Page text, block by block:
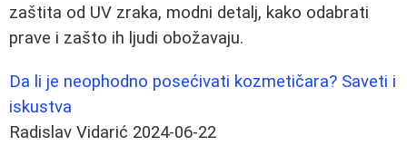
zaštita od UV zraka, modni detalj, kako odabrati
prave i zašto ih ljudi obožavaju.
Da li je neophodno posećivati kozmetičara? Saveti i
iskustva
Radislav Vidarić 2024-06-22